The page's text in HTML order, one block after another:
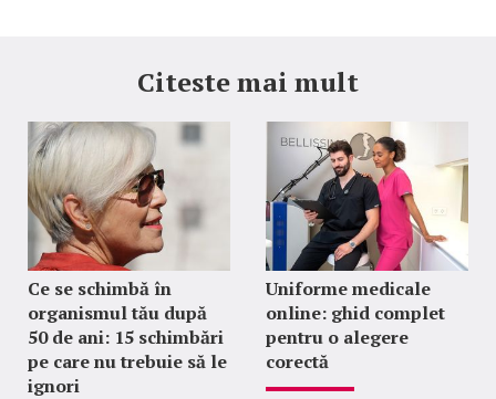
Citeste mai mult
Ce se schimbă în
organismul tău după
50 de ani: 15 schimbări
pe care nu trebuie să le
ignori
Uniforme medicale
online: ghid complet
pentru o alegere
corectă